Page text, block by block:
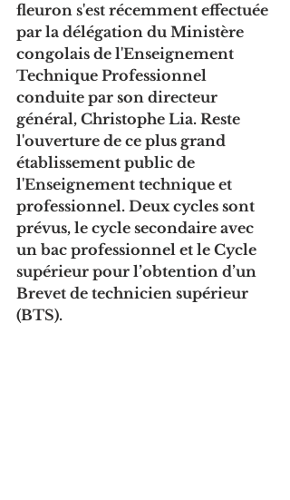
fleuron s'est récemment effectuée
par la délégation du Ministère
congolais de l'Enseignement
Technique Professionnel
conduite par son directeur
général, Christophe Lia. Reste
l'ouverture de ce plus grand
établissement public de
l'Enseignement technique et
professionnel. Deux cycles sont
prévus, le cycle secondaire avec
un bac professionnel et le Cycle
supérieur pour l’obtention d’un
Brevet de technicien supérieur
(BTS).